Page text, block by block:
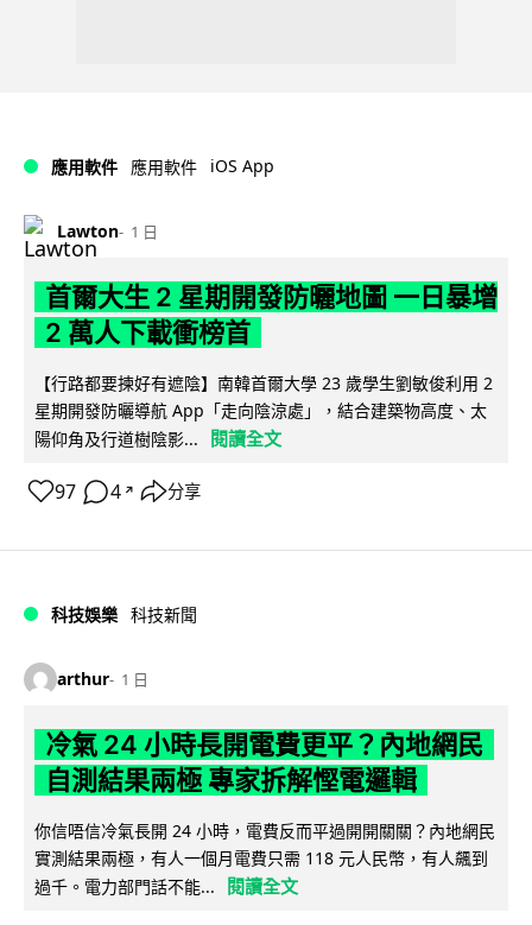
應用軟件 應用軟件 iOS App
Lawton 1 日
首爾大生 2 星期開發防曬地圖 一日暴增
2 萬人下載衝榜首
【行路都要揀好有遮陰】南韓首爾大學 23 歲學生劉敏俊利用 2
星期開發防曬導航 App「走向陰涼處」，結合建築物高度、太
陽仰角及行道樹陰影...
閱讀全文
97 4 ↗ 分享
科技娛樂 科技新聞
arthur 1 日
冷氣 24 小時長開電費更平？內地網民
自測結果兩極 專家拆解慳電邏輯
你信唔信冷氣長開 24 小時，電費反而平過開開關關？內地網民
實測結果兩極，有人一個月電費只需 118 元人民幣，有人飆到
過千。電力部門話不能...
閱讀全文